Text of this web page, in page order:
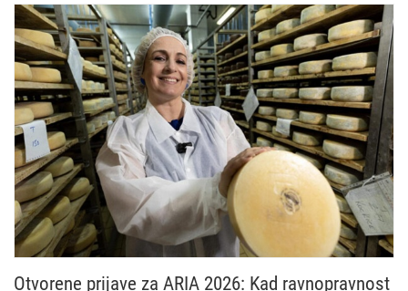
Otvorene prijave za ARIA 2026: Kad ravnopravnost